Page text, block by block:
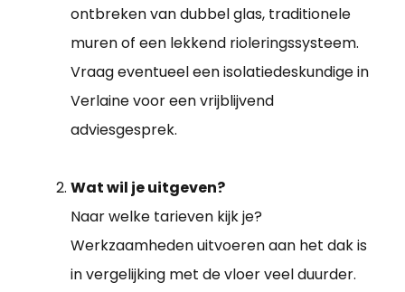
ontbreken van dubbel glas, traditionele
muren of een lekkend rioleringssysteem.
Vraag eventueel een isolatiedeskundige in
Verlaine voor een vrijblijvend
adviesgesprek.
Wat wil je uitgeven?
Naar welke tarieven kijk je?
Werkzaamheden uitvoeren aan het dak is
in vergelijking met de vloer veel duurder.